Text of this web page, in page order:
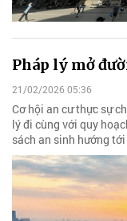
Pháp lý mở
21/02/2026 05:36
Cơ hội an cư thực sự
lý đi cùng với quy
sách an sinh hướng